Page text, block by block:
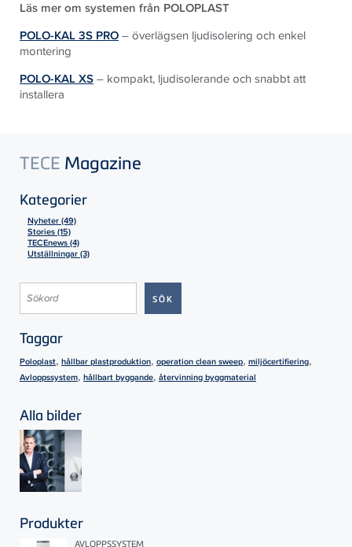
Läs mer om systemen från POLOPLAST
POLO-KAL 3S PRO– överlägsen ljudisolering och enkel
montering
POLO-KAL XS– kompakt, ljudisolerande och snabbt att
installera
TECE Magazine
Kategorier
Nyheter (49)
Stories (15)
TECEnews (4)
Utställningar (3)
Taggar
Poloplast, hållbar plastproduktion, operation clean sweep, miljöcertifiering,
Avloppssystem, hållbart byggande, återvinning byggmaterial
Alla bilder
Produkter
AVLOPPSSYSTEM